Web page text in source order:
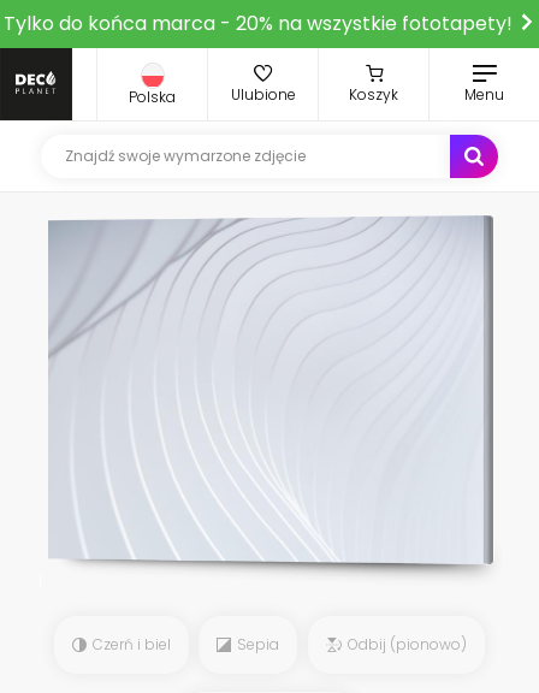
Tylko do końca marca - 20% na wszystkie fototapety!
Polska Ulubione Koszyk Menu
Czerń i biel Sepia Odbij (pionowo)